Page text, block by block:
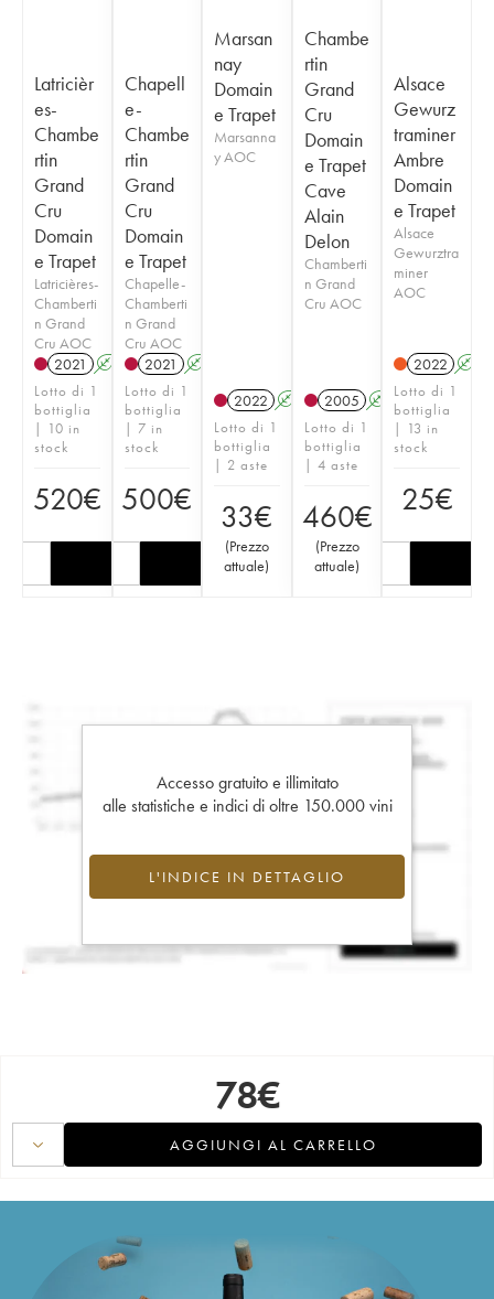
Latricièr
es-
Chambe
rtin
Grand
Cru
Domain
e Trapet
Latricières-
Chamberti
n Grand
Cru AOC
2021
A
Lotto di 1
bottiglia
| 10 in
stock
520€
Chapell
e-
Chambe
rtin
Grand
Cru
Domain
e Trapet
Chapelle-
Chamberti
n Grand
Cru AOC
2021 A
Lotto di 1
bottiglia
| 7 in
stock
500€
Marsan
nay
Domain
e Trapet
Marsanna
y AOC
2022 A
Lotto di 1
bottiglia
| 2 aste
33€
(Prezzo
attuale)
Chambe
rtin
Grand
Cru
Domain
e Trapet
Cave
Alain
Delon
Chamberti
n Grand
Cru AOC
2005 A
Lotto di 1
bottiglia
| 4 aste
460€
(Prezzo
attuale)
Alsace
Gewurz
traminer
Ambre
Domain
e Trapet
Alsace
Gewurztra
miner
AOC
2022 A
Lotto di 1
bottiglia
| 13 in
stock
25€
Accesso gratuito e illimitato
alle statistiche e indici di oltre 150.000 vini
L'INDICE IN DETTAGLIO
78€
AGGIUNGI AL CARRELLO